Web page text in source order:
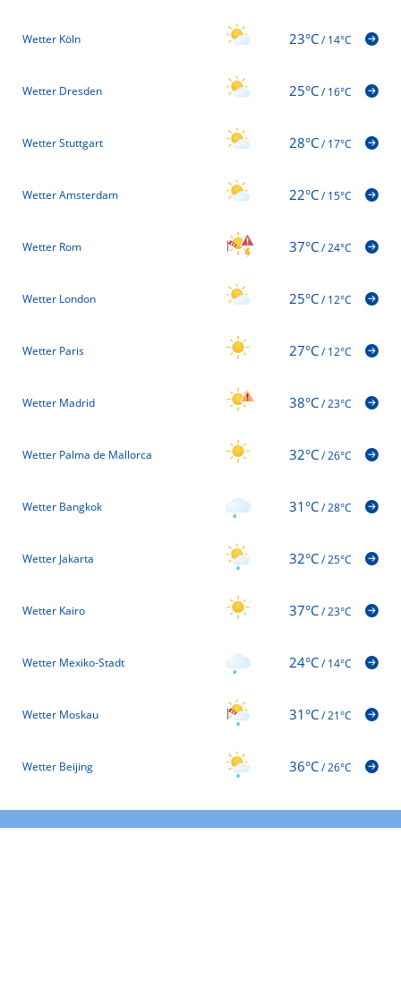
Wetter Köln 23°C/14°C
Wetter Dresden 25°C/16°C
Wetter Stuttgart 28°C/17°C
Wetter Amsterdam 22°C/15°C
Wetter Rom 37°C/24°C
Wetter London 25°C/12°C
Wetter Paris 27°C/12°C
Wetter Madrid 38°C/23°C
Wetter Palma de Mallorca 32°C/26°C
Wetter Bangkok 31°C/28°C
Wetter Jakarta 32°C/25°C
Wetter Kairo 37°C/23°C
Wetter Mexiko-Stadt 24°C/14°C
Wetter Moskau 31°C/21°C
Wetter Beijing 36°C/26°C